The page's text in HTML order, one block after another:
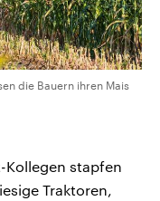
die Bauern ihren Mais
Kollegen stapfen
Traktoren,